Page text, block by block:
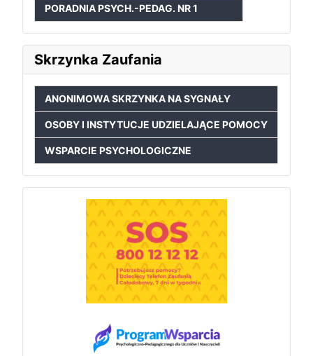
PORADNIA PSYCH.-PEDAG. NR 1
Skrzynka Zaufania
ANONIMOWA SKRZYNKA NA SYGNAŁY
OSOBY I INSTYTUCJE UDZIELAJĄCE POMOCY
WSPARCIE PSYCHOLOGICZNE